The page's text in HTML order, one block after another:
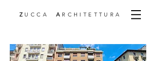
Z UCCA A RCHITETTURA